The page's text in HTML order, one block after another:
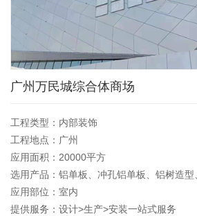
广州万民城综合体商场
工程类型：内部装饰
工程地点：广州
应用面积：20000平方
选用产品：铝单板、冲孔铝单板、铝树造型
应用部位：室内
提供服务：设计>生产>安装一站式服务